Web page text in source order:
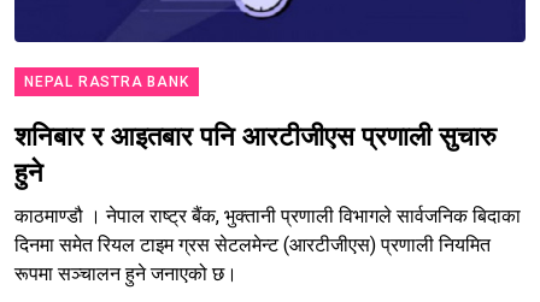
NEPAL RASTRA BANK
शनिबार र आइतबार पनि आरटीजीएस प्रणाली सुचारु
हुने
काठमाण्डौ । नेपाल राष्ट्र बैंक, भुक्तानी प्रणाली विभागले सार्वजनिक बिदाका
दिनमा समेत रियल टाइम ग्रस सेटलमेन्ट (आरटीजीएस) प्रणाली नियमित
रूपमा सञ्चालन हुने जनाएको छ।